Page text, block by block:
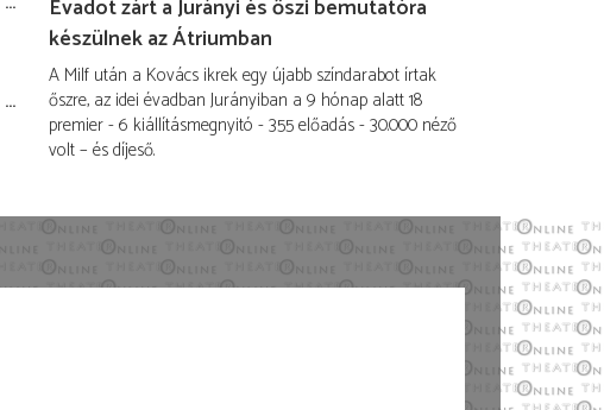
Évadot zárt a Jurányi és őszi bemutatóra
készülnek az Átriumban
A Milf után a Kovács ikrek egy újabb színdarabot írtak
őszre, az idei évadban Jurányiban a 9 hónap alatt 18
premier - 6 kiállításmegnyitó - 355 előadás - 30.000 néző
volt – és díjeső.